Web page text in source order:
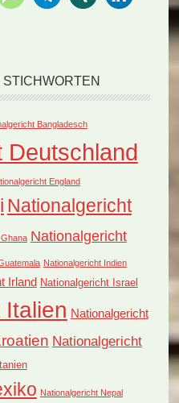
Bangladesch
Deutschland
England
Nationalgericht
Nationalgericht
Nationalgericht Indien
Irland Nationalgericht Israel
Italien Nationalgericht
Nationalgericht
Nationalgericht Nepal